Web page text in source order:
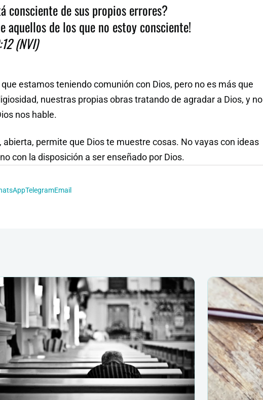
consciente de sus propios errores?
aquellos de los que no estoy consciente!
(NVI)
estamos teniendo comunión con Dios, pero no es más que
nuestras propias obras tratando de agradar a Dios, y no
nos hable.
abierta, permite que Dios te muestre cosas. No vayas con ideas
con la disposición a ser enseñado por Dios.
TelegramEmail